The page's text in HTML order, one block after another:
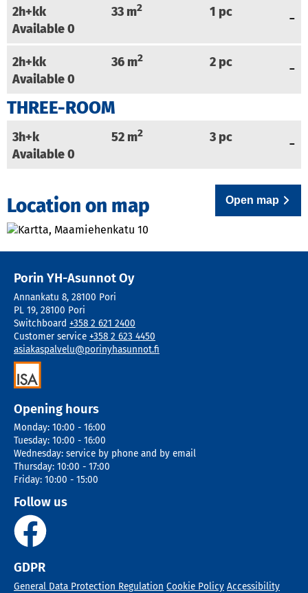
2h+kk 33m2 1 pc
Available0
2h+kk 36m2 2 pc
Available0
THREE-ROOM
3h+k 52m2 3 pc
Available0
Location on map Open map
Porin YH-Asunnot Oy
Annankatu 8, 28100 Pori
PL 19, 28100 Pori
Switchboard +358 2 621 2400
Customer service +358 2 623 4450
asiakaspalvelu@porinyhasunnot.fi
Opening hours
Monday: 10:00 - 16:00
Tuesday: 10:00 - 16:00
Wednesday: service by phone and by email
Thursday: 10:00 - 17:00
Friday: 10:00 - 15:00
Follow us
GDPR
General Data Protection Regulation Cookie Policy Accessibility